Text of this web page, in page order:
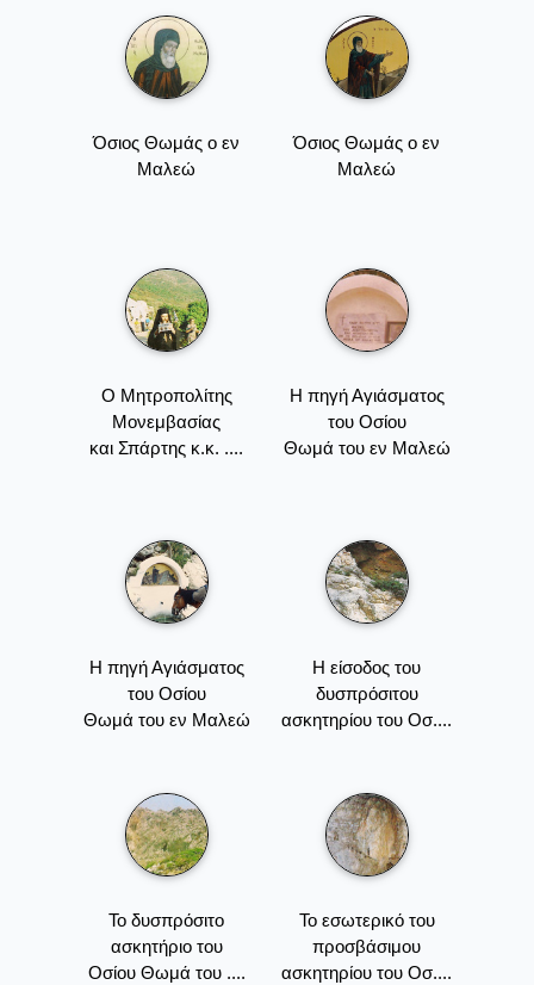
Όσιος Θωμάς ο εν
Μαλεώ
Όσιος Θωμάς ο εν
Μαλεώ
Ο Μητροπολίτης
Μονεμβασίας
και Σπάρτης κ.κ. ....
Η πηγή Αγιάσματος
του Οσίου
Θωμά του εν Μαλεώ
Η πηγή Αγιάσματος
του Οσίου
Θωμά του εν Μαλεώ
Η είσοδος του
δυσπρόσιτου
ασκητηρίου του Οσ....
Το δυσπρόσιτο
ασκητήριο του
Οσίου Θωμά του ....
Το εσωτερικό του
προσβάσιμου
ασκητηρίου του Οσ....